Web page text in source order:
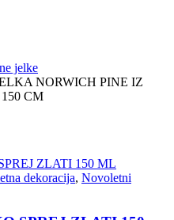
jelke
NORWICH PINE IZ
CM
dekoracija, Novoletni